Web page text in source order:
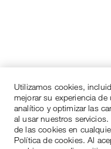
Utilizamos cookies,
mejorar su experiencia
analítico y optimizar las
al usar nuestros
de las cookies en
Política de cookies. Al